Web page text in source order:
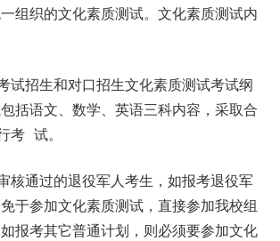
组织的文化素质测试。文化素质测试内
试招生和对口招生文化素质测试考试纲
括语文、数学、英语三科内容，采取合
考 试。
核通过的退役军人考生，如报考退役军
于参加文化素质测试，直接参加我校组
报考其它普通计划，则必须要参加文化